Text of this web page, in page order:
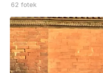
62 fotek